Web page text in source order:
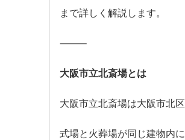
まで詳しく解説します。
⸻
大阪市立北斎場とは
大阪市立北斎場は大阪市北
式場と火葬場が同じ建物内